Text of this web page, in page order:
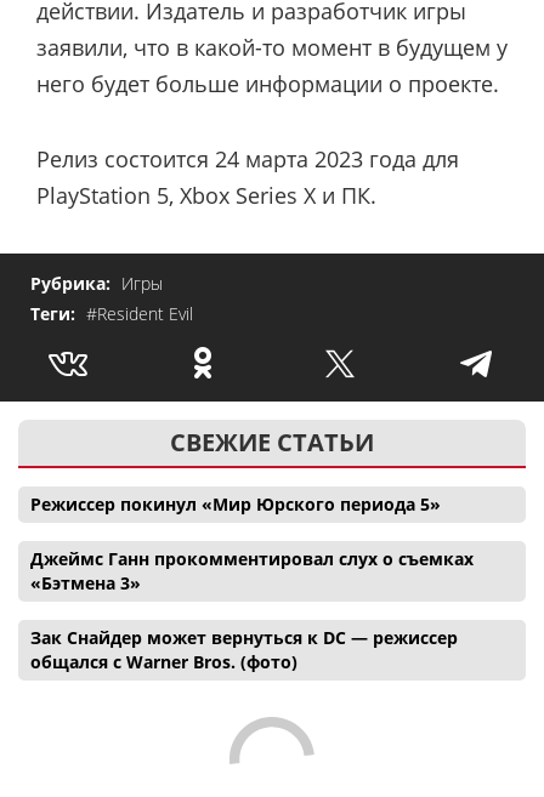
действии. Издатель и разработчик игры
заявили, что в какой-то момент в будущем у
него будет больше информации о проекте.
Релиз состоится 24 марта 2023 года для
PlayStation 5, Xbox Series X и ПК.
Рубрика: Игры
Теги: #Resident Evil
СВЕЖИЕ СТАТЬИ
Режиссер покинул «Мир Юрского периода 5»
Джеймс Ганн прокомментировал слух о съемках
«Бэтмена 3»
Зак Снайдер может вернуться к DC — режиссер
общался с Warner Bros. (фото)